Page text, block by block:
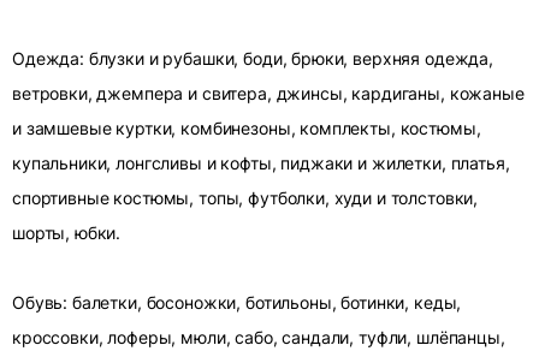
Одежда: блузки и рубашки, боди, брюки, верхняя одежда,
ветровки, джемпера и свитера, джинсы, кардиганы, кожаные
и замшевые куртки, комбинезоны, комплекты, костюмы,
купальники, лонгсливы и кофты, пиджаки и жилетки, платья,
спортивные костюмы, топы, футболки, худи и толстовки,
шорты, юбки.
Обувь: балетки, босоножки, ботильоны, ботинки, кеды,
кроссовки, лоферы, мюли, сабо, сандали, туфли, шлёпанцы,